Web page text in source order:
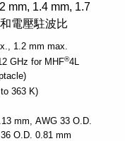
mm, 1.4 mm, 1.7
電壓駐波比
1.2 mm max.
GHz for MHF®4L
363 K)
mm AWG 33 O.D.
O.D. 0.81 mm